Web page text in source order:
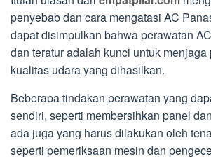
penyebab dan cara mengatasi AC
dapat disimpulkan bahwa perawatan
dan teratur adalah kunci untuk menjaga
kualitas udara yang dihasilkan.
Beberapa tindakan perawatan yang
sendiri, seperti membersihkan panel
ada juga yang harus dilakukan oleh
seperti pemeriksaan mesin dan